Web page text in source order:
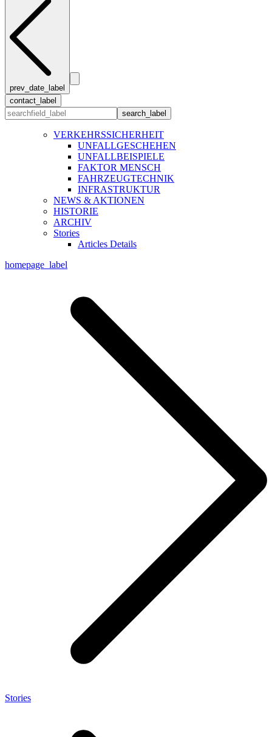
prev_date_label
contact_label
search_label
VERKEHRSSICHERHEIT
UNFALLGESCHEHEN
UNFALLBEISPIELE
FAKTOR MENSCH
FAHRZEUGTECHNIK
INFRASTRUKTUR
NEWS & AKTIONEN
HISTORIE
ARCHIV
Stories
Articles Details
homepage_label
Stories